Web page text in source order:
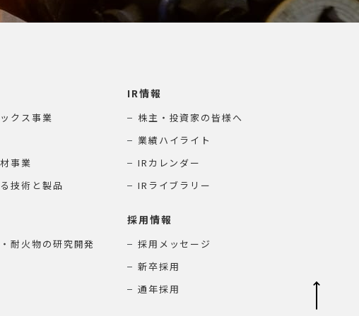
クス事業
事業
技術と製品
耐火物の研究開発
IR情報
株主・投資家の皆様へ
業績ハイライト
IRカレンダー
IRライブラリー
採用情報
採用メッセージ
新卒採用
通年採用